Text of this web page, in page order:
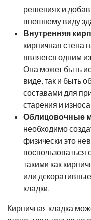
решениях и
внешнему виду
Внутренняя
кирпичная стена
является одним
Она может быть
виде, так и быть
составами для
старения и износа.
Облицовочные
необходимо
физически это
такими как
или
кладки.
Кирпичная кладка